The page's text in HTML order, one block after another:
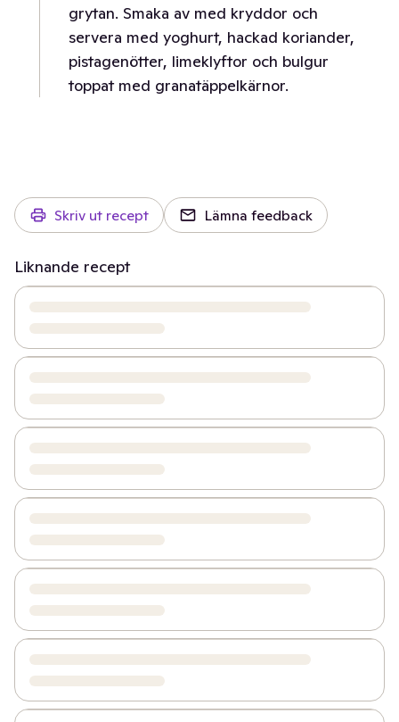
grytan. Smaka av med kryddor och
servera med yoghurt, hackad koriander,
pistagenötter, limeklyftor och bulgur
toppat med granatäppelkärnor.
Skriv ut recept Lämna feedback
Liknande recept